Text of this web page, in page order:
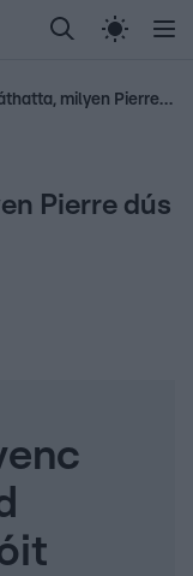
Randi Celeb vagyok,
Wanted Gallusz
Egy ország láthatta, milyen Pierre dús hajkoronával!
Pierre dús